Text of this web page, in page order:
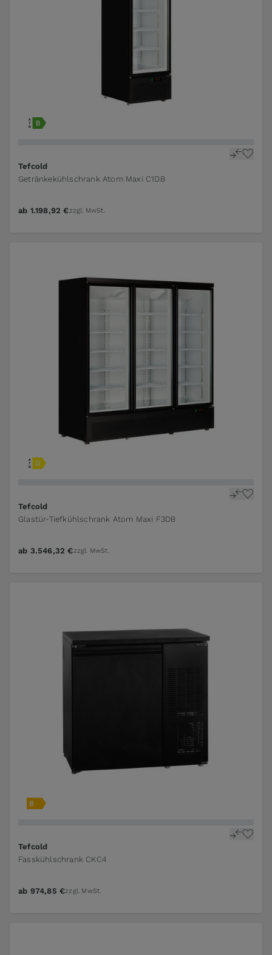
Tefcold
Getränkekühlschrank Atom Maxi C1DB
ab 1.198,92 €zzgl. MwSt.
Tefcold
Glastür-Tiefkühlschrank Atom Maxi F3DB
ab 3.546,32 €zzgl. MwSt.
Tefcold
Fasskühlschrank CKC4
ab 974,85 €zzgl. MwSt.